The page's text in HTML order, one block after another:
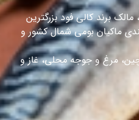
برند کالی فود بزرگترین
ماکیان بومی شمال کشور و
مرغ و جوجه محلی، غاز و